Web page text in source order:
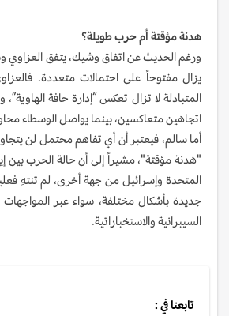
هدنة مؤقتة أم حرب طويلة؟
ورغم الحديث عن اتفاق وشيك، يتفق العزاوي
يزال مفتوحاً على احتمالات متعددة.
المتبادلة لا تزال تعكس “إدارة حافة
اتجاهين متعاكسين، بينما يواصل الوسطاء
أما سالم، فيعتبر أن أي تفاهم محتمل لن
"هدنة مؤقتة"، مشيراً إلى أن حالة الحرب بين
المتحدة وإسرائيل من جهة أخرى، لم تنتهِ
جديدة بأشكال مختلفة، سواء عبر المواجهات
السيبرانية والاستخباراتية.
تابعنا في :